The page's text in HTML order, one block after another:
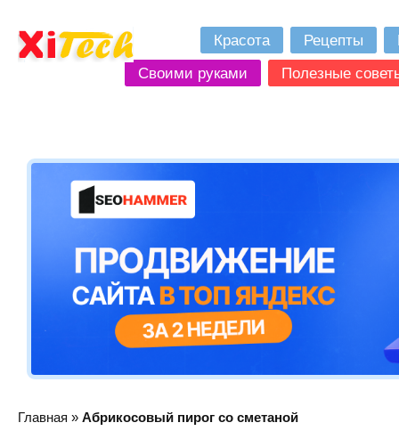
Красота Рецепты
Своими руками
Полезные
Главная » Абрикосовый пирог со сметаной